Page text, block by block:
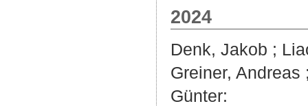
2024
Denk, Jakob ;
Greiner, Andreas
Günter: